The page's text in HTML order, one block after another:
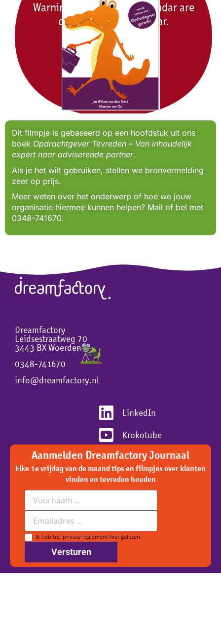
Warning: Dates on the calendar are
closer than they appear.
Chris Finkel
Dit filmpje is gebaseerd op een hoofdstuk uit ons
boek Opdrachtgever Tevreden – Van inhoudelijk
expert naar adviserende partner.
Als je het wilt gebruiken, stellen we bronvermelding
zeer op prijs.
Meer weten over het onderwerp of hoe we jouw
organisatie hiermee kunnen helpen? Mail of bel met
0348-741670.
Dreamfactory
Leidsestraatweg 70
3443 BX Woerden
0348-741670
info@dreamfactory.nl
LinkedIn
Krokotube
Aanmelden Dreamfactory Journaal
Elke 1e vrijdag van de maand tips en filmpjes over klanten
vinden en tevreden houden
Voornaam
E-
mailadres
Ik heb het privacy reglement hier gelezen.
Versturen